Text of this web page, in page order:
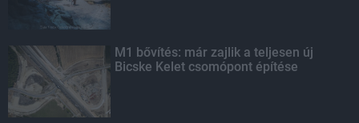
M1 bővítés: már zajlik a teljesen új
Bicske Kelet csomópont építése